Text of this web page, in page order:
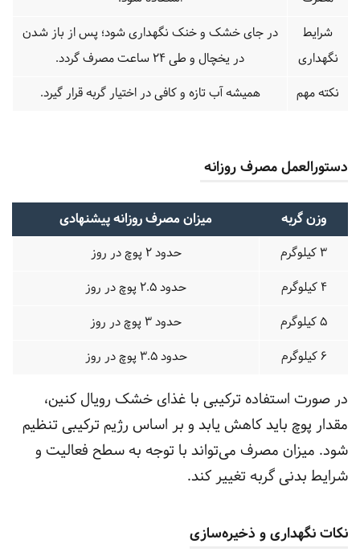
شرایط
نگهداری
در جای خشک و خنک نگهداری شود؛ پس از باز شدن
در یخچال و طی ۲۴ ساعت مصرف گردد.
نکته مهم
همیشه آب تازه و کافی در اختیار گربه قرار گیرد.
دستورالعمل مصرف روزانه
وزن گربه میزان مصرف روزانه پیشنهادی
۳ کیلوگرم
حدود ۲ پوچ در روز
۴ کیلوگرم
حدود ۲.۵ پوچ در روز
۵ کیلوگرم
حدود ۳ پوچ در روز
۶ کیلوگرم
حدود ۳.۵ پوچ در روز
در صورت استفاده ترکیبی با غذای خشک رویال کنین،
مقدار پوچ باید کاهش یابد و بر اساس رژیم ترکیبی تنظیم
شود. میزان مصرف می‌تواند با توجه به سطح فعالیت و
شرایط بدنی گربه تغییر کند.
نکات نگهداری و ذخیره‌سازی